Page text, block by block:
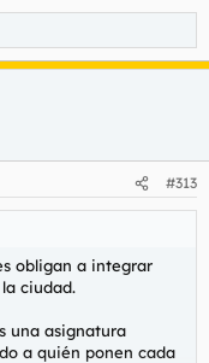
#313
obligan a integrar
ciudad.
una asignatura
a quién ponen cada